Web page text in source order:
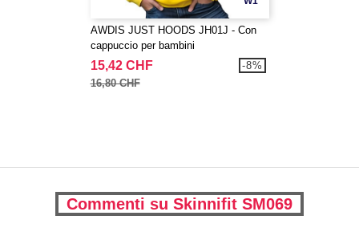
AWDIS JUST HOODS JH01J - Con
cappuccio per bambini
15,42 CHF
16,80 CHF
-8%
Commenti su Skinnifit SM069